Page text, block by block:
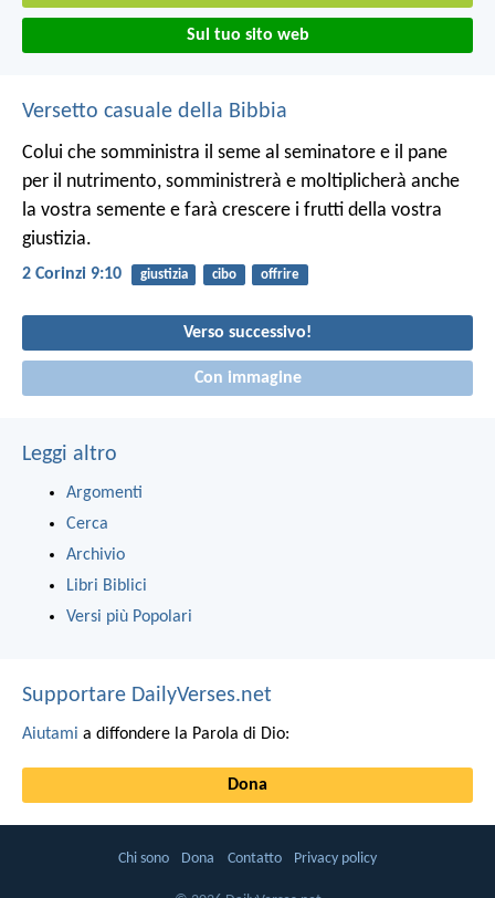
Sul tuo sito web
Versetto casuale della Bibbia
Colui che somministra il seme al seminatore e il pane
per il nutrimento, somministrerà e moltiplicherà anche
la vostra semente e farà crescere i frutti della vostra
giustizia.
2 Corinzi 9:10 giustizia cibo offrire
Verso successivo!
Con immagine
Leggi altro
Argomenti
Cerca
Archivio
Libri Biblici
Versi più Popolari
Supportare DailyVerses.net
Aiutami a diffondere la Parola di Dio:
Dona
Chi sono Dona Contatto Privacy policy